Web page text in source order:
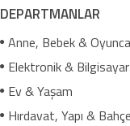
DEPARTMANLAR
Anne, Bebek &
Elektronik & Bilgisayar
Ev & Yaşam
Hırdavat, Yapı & Bahçe